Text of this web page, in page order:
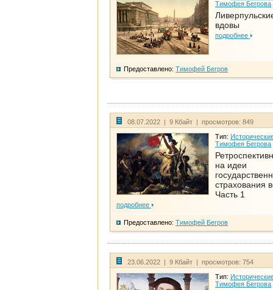
Тимофея Бегрова
вдовы
подробнее
Предоставлено: Тимофей Бегров
08.07.2022 | 9 Кбайт | просмотров: 849
Тип:
Тимофея Бегрова
на идеи
страхования
Часть 1
подробнее
Предоставлено: Тимофей Бегров
23.06.2022 | 9 Кбайт | просмотров: 754
Тип:
Тимофея Бегрова